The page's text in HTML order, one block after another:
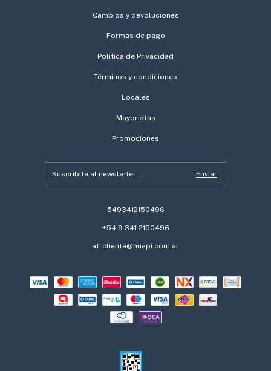
Cambios y devoluciones
Formas de pago
Politica de Privacidad
Términos y condiciones
Locales
Mayoristas
Promociones
5493412150496
+54 9 341 2150496
at-cliente@huapi.com.ar